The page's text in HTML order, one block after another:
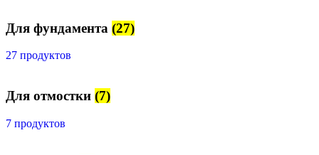
Для фундамента (27)
27 продуктов
Для отмостки (7)
7 продуктов